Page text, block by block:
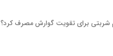
شربتی برای تقویت گوارش مصرف کرد؟